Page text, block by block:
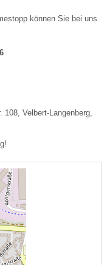
können Sie bei uns
Velbert-Langenberg,